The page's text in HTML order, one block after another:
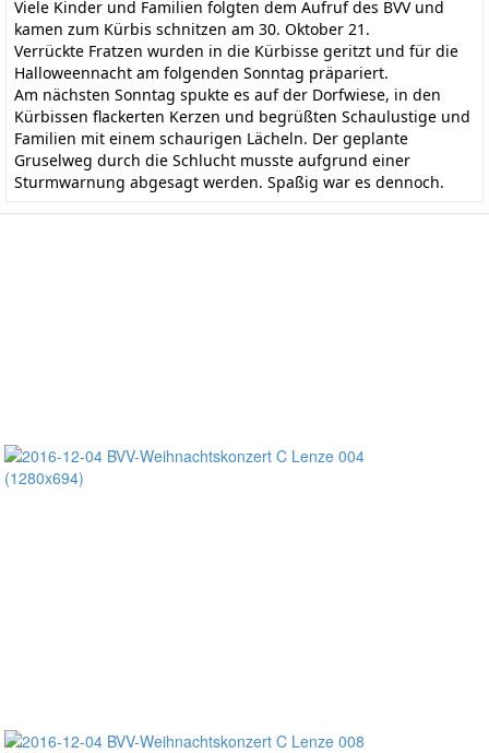
Viele Kinder und Familien folgten dem Aufruf des BVV und
kamen zum Kürbis schnitzen am 30. Oktober 21.
Verrückte Fratzen wurden in die Kürbisse geritzt und für die
Halloweennacht am folgenden Sonntag präpariert.
Am nächsten Sonntag spukte es auf der Dorfwiese, in den
Kürbissen flackerten Kerzen und begrüßten Schaulustige und
Familien mit einem schaurigen Lächeln. Der geplante
Gruselweg durch die Schlucht musste aufgrund einer
Sturmwarnung abgesagt werden. Spaßig war es dennoch.